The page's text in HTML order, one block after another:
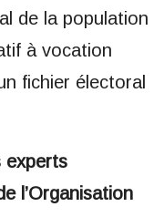
de la population
à vocation
fichier électoral
experts
l’Organisation